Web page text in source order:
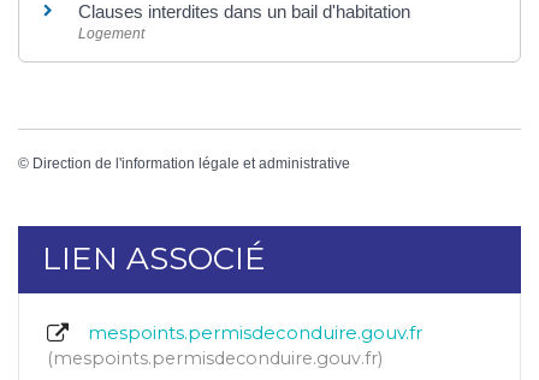
Clauses interdites dans un bail d'habitation
Logement
© Direction de l'information légale et administrative
LIEN ASSOCIÉ
mespoints.permisdeconduire.gouv.fr
mespoints.permisdeconduire.gouv.fr